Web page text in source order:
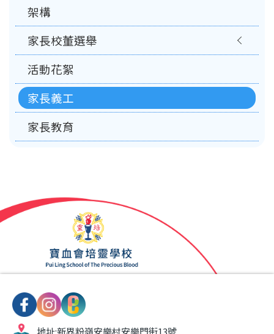
架構
家長校董選舉
活動花絮
家長義工
家長教育